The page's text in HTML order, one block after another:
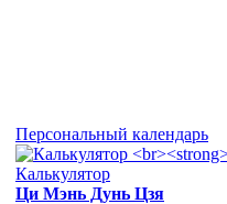
Персональный календарь
Калькулятор
Ци Мэнь Дунь Цзя